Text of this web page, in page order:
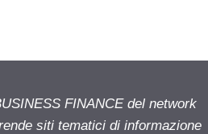
FINANCE del network
siti tematici di informazione